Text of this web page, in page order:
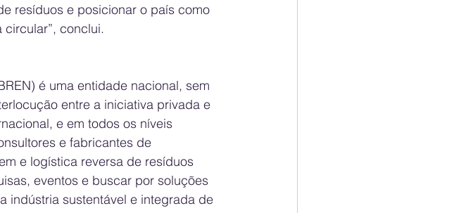
resíduos e posicionar o país como
conclui.
é uma entidade nacional, sem
entre a iniciativa privada e
e em todos os níveis
e fabricantes de
e logística reversa de resíduos
eventos e buscar por soluções
indústria sustentável e integrada de